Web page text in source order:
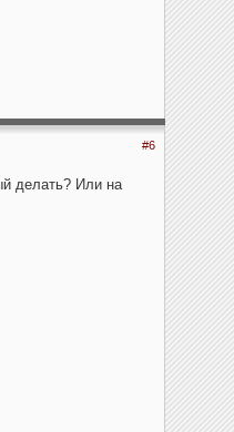
#6
делать? Или на